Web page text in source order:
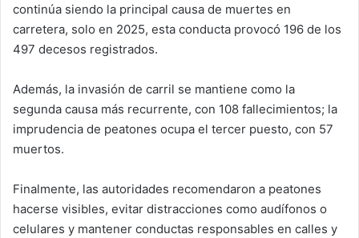
continúa siendo la principal causa de muertes en
carretera, solo en 2025, esta conducta provocó 196 de los
497 decesos registrados.
Además, la invasión de carril se mantiene como la
segunda causa más recurrente, con 108 fallecimientos; la
imprudencia de peatones ocupa el tercer puesto, con 57
muertos.
Finalmente, las autoridades recomendaron a peatones
hacerse visibles, evitar distracciones como audífonos o
celulares y mantener conductas responsables en calles y